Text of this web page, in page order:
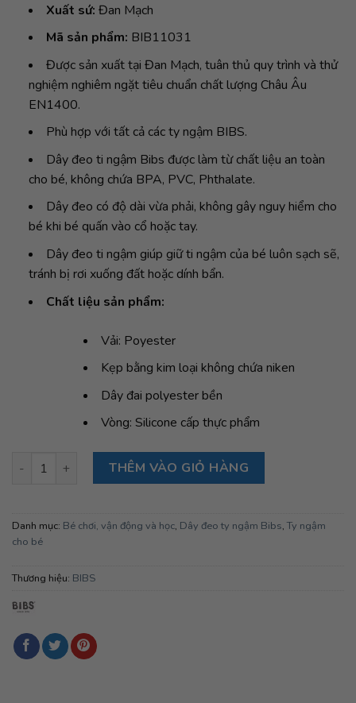
Xuất sứ: Đan Mạch
Mã sản phẩm: BIB11031
Được sản xuất tại Đan Mạch, tuân thủ quy trình và thử
nghiệm nghiêm ngặt tiêu chuẩn chất lượng Châu Âu
EN1400.
Phù hợp với tất cả các ty ngậm BIBS.
Dây đeo ti ngậm Bibs được làm từ chất liệu an toàn
cho bé, không chứa BPA, PVC, Phthalate.
Dây đeo có độ dài vừa phải, không gây nguy hiểm cho
bé khi bé quấn vào cổ hoặc tay.
Dây đeo ti ngậm giúp giữ ti ngậm của bé luôn sạch sẽ,
tránh bị rơi xuống đất hoặc dính bẩn.
Chất liệu sản phẩm:
Vải: Poyester
Kẹp bằng kim loại không chứa niken
Dây đai polyester bền
Vòng: Silicone cấp thực phẩm
Dây đeo ty ngậm BIBS Pacifier Clip Loop, Ivory số lượng
THÊM VÀO GIỎ HÀNG
Danh mục: Bé chơi, vận động và học, Dây đeo ty ngậm Bibs, Ty ngậm
cho bé
Thương hiệu: BIBS